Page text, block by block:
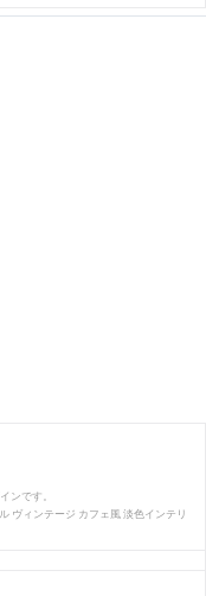
ンです。
ヴィンテージ カフェ風 淡色インテリ